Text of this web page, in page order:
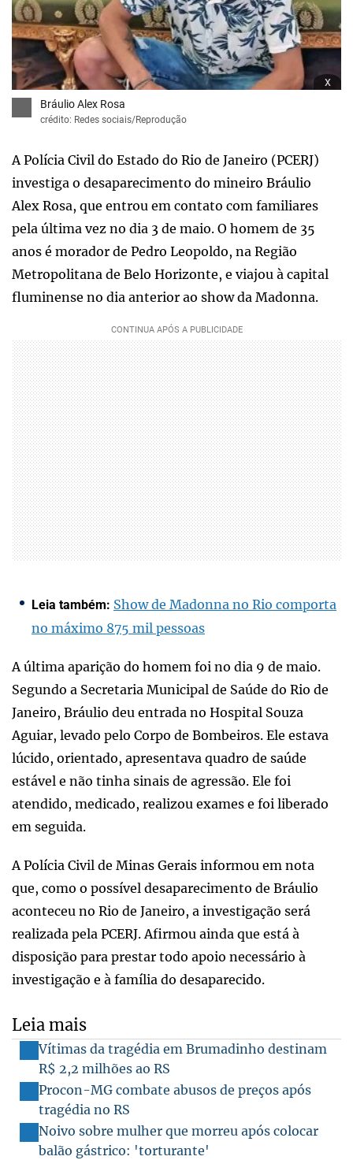
x
Bráulio Alex Rosa
crédito: Redes sociais/Reprodução
A Polícia Civil do Estado do Rio de Janeiro (PCERJ)
investiga o desaparecimento do mineiro Bráulio
Alex Rosa, que entrou em contato com familiares
pela última vez no dia 3 de maio. O homem de 35
anos é morador de Pedro Leopoldo, na Região
Metropolitana de Belo Horizonte, e viajou à capital
fluminense no dia anterior ao show da Madonna.
Leia também: Show de Madonna no Rio comporta
no máximo 875 mil pessoas
A última aparição do homem foi no dia 9 de maio.
Segundo a Secretaria Municipal de Saúde do Rio de
Janeiro, Bráulio deu entrada no Hospital Souza
Aguiar, levado pelo Corpo de Bombeiros. Ele estava
lúcido, orientado, apresentava quadro de saúde
estável e não tinha sinais de agressão. Ele foi
atendido, medicado, realizou exames e foi liberado
em seguida.
A Polícia Civil de Minas Gerais informou em nota
que, como o possível desaparecimento de Bráulio
aconteceu no Rio de Janeiro, a investigação será
realizada pela PCERJ. Afirmou ainda que está à
disposição para prestar todo apoio necessário à
investigação e à família do desaparecido.
Leia mais
Vítimas da tragédia em Brumadinho destinam
R$ 2,2 milhões ao RS
Procon-MG combate abusos de preços após
tragédia no RS
Noivo sobre mulher que morreu após colocar
balão gástrico: 'torturante'